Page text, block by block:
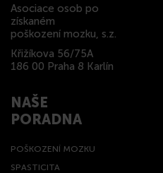
Asociace osob po
získaném
poškození mozku, s.z.
Křižíkova 56/75A
186 00 Praha 8 Karlín
NAŠE
PORADNA
POŠKOZENÍ MOZKU
SPASTICITA